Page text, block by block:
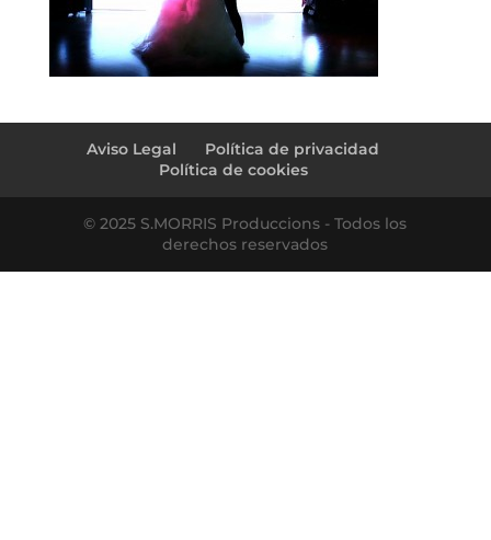
Aviso Legal
Política de privacidad
Política de cookies
© 2025 S.MORRIS Produccions - Todos los
derechos reservados